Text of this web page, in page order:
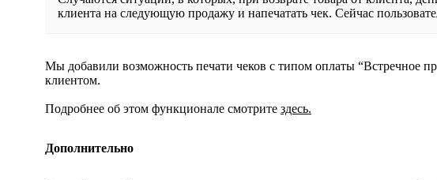
клиента на следующую продажу и напечатать чек. Сейчас
Мы добавили возможность печати чеков с типом оплаты “Встречное
клиентом.
Подробнее об этом функционале смотрите здесь.
Дополнительно